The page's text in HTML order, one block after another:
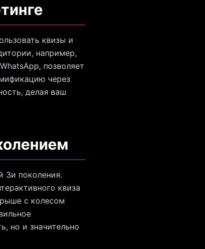
квизы и
например,
позволяет
через
делая ваш
Зи поколения.
квиза
с колесом
но и значительно